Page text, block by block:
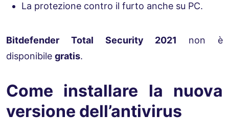
La protezione contro il furto anche su PC.
Bitdefender Total Security 2021 non è
disponibile gratis.
Come installare la nuova
versione dell’antivirus